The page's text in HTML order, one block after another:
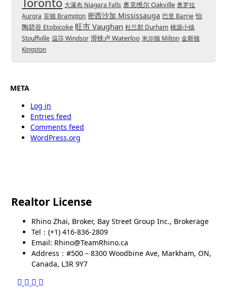
大瀑布 Niagara Falls 奥克维尔 Oakville 奥罗拉
Aurora 宾顿 Brampton 密西沙加 Mississauga 巴里 Barrie 怡
陶碧谷 Etobicoke 旺市 Vaughan 杜兰郡 Durham 桃源小镇
Stouffville 温莎 Windsor 滑铁卢 Waterloo 米尔顿 Milton 金斯顿
Kingston
META
Log in
Entries feed
Comments feed
WordPress.org
Realtor License
Rhino Zhai, Broker, Bay Street Group Inc., Brokerage
Tel：(+1) 416-836-2809
Email: Rhino@TeamRhino.ca
Address：#500 – 8300 Woodbine Ave, Markham, ON,
Canada, L3R 9Y7